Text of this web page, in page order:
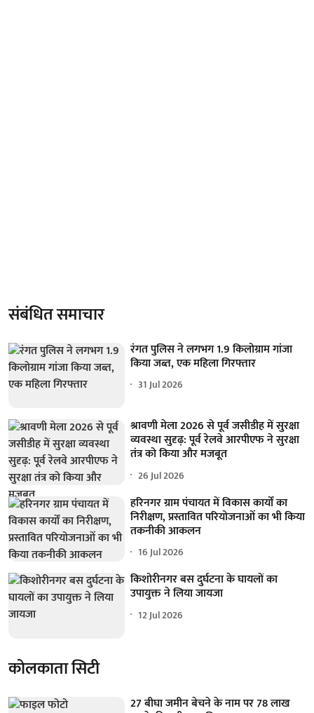
संबंधित समाचार
रंगत पुलिस ने लगभग 1.9 किलोग्राम गांजा
किया जब्त, एक महिला गिरफ्तार
31 Jul 2026
श्रावणी मेला 2026 से पूर्व जसीडीह में सुरक्षा
व्यवस्था सुदृढ़: पूर्व रेलवे आरपीएफ ने सुरक्षा
तंत्र को किया और मजबूत
26 Jul 2026
हरिनगर ग्राम पंचायत में विकास कार्यों का
निरीक्षण, प्रस्तावित परियोजनाओं का भी किया
तकनीकी आकलन
16 Jul 2026
किशोरीनगर बस दुर्घटना के घायलों का
उपायुक्त ने लिया जायजा
12 Jul 2026
कोलकाता सिटी
27 बीघा जमीन बेचने के नाम पर 78 लाख